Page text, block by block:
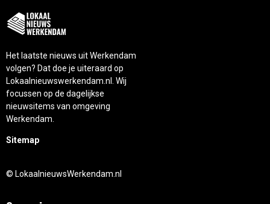
Het laatste nieuws uit Werkendam
volgen? Dat doe je uiteraard op
Lokaalnieuwswerkendam.nl. Wij
focussen op de dagelijkse
nieuwsitems van omgeving
Werkendam.
Sitemap
© LokaalnieuwsWerkendam.nl